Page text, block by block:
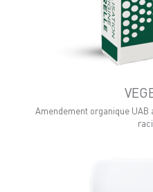
Amendement organique